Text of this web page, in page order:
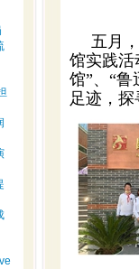
五月
馆实践活
馆”、“
足迹，探